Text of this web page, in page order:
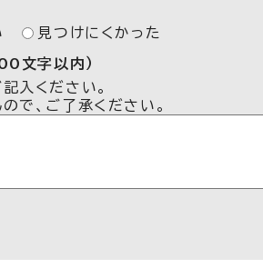
見つけにくかった
文字以内）
入ください。
で、ご了承ください。